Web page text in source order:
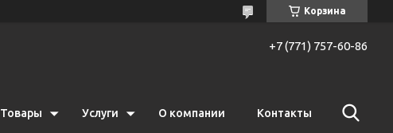
Корзина
+7 (771) 757-60-86
Товары Услуги О компании Контакты